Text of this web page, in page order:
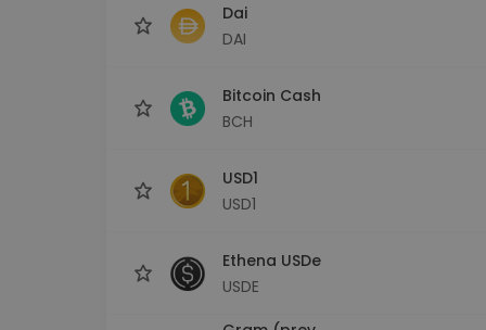
Dai
DAI
Bitcoin Cash
BCH
USD1
USD1
Ethena USDe
USDE